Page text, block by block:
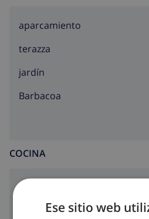
aparcamiento
terazza
jardín
barbacoa
COCINA
placa de cocina con 4 hornillos
Ese sitio web